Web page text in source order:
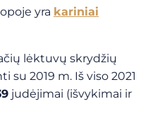
yra kariniai
lėktuvų skrydžių
su 2019 m. Iš viso 2021
judėjimai (išvykimai ir